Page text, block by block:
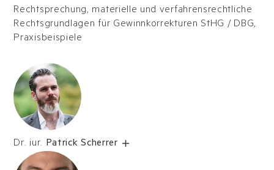
Rechtsprechung, materielle und verfahrensrechtliche
Rechtsgrundlagen für Gewinnkorrekturen StHG / DBG,
Praxisbeispiele
Dr. iur. Patrick Scherrer